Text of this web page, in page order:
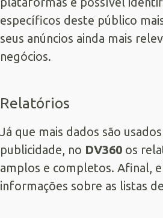
específicos deste público
seus anúncios ainda mais
negócios.
Relatórios
Já que mais dados são
publicidade, no DV360 os
amplos e completos. Afinal,
informações sobre as listas